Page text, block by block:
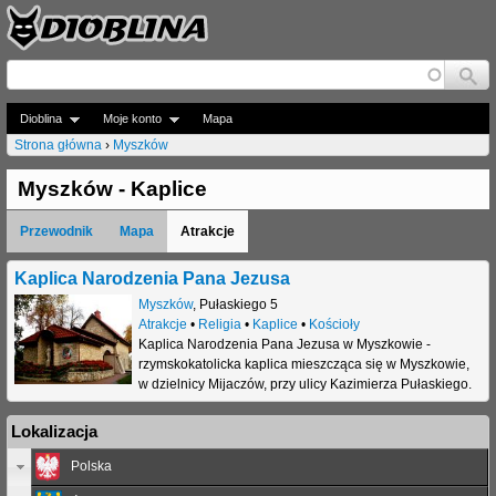
Jump to navigation
Dioblina Moje konto Mapa
J
e
s
t
e
ś
t
u
t
Strona główna › Myszków
Myszków - Kaplice
Przewodnik Mapa Atrakcje
Kaplica Narodzenia Pana Jezusa
Myszków, Pułaskiego 5
Atrakcje • Religia • Kaplice • Kościoły
Kaplica Narodzenia Pana Jezusa w Myszkowie -
rzymskokatolicka kaplica mieszcząca się w Myszkowie,
w dzielnicy Mijaczów, przy ulicy Kazimierza Pułaskiego.
Lokalizacja
Polska